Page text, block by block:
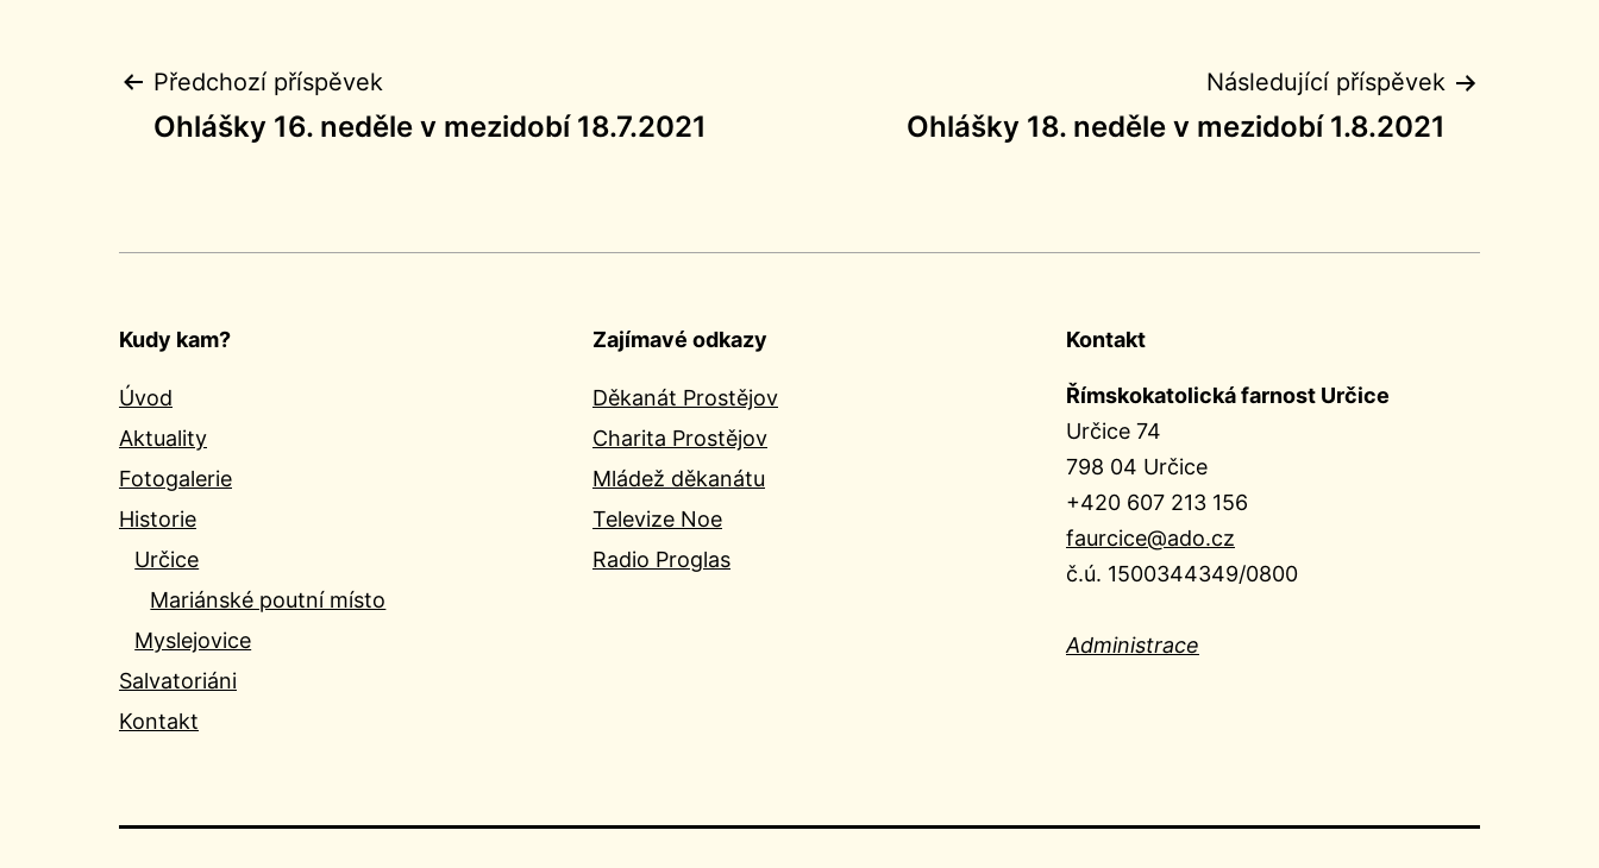
Navigace
příspěvek
Předchozí příspěvek
Ohlášky 16. neděle v mezidobí 18.7.2021
Následující příspěvek
Ohlášky 18. neděle v mezidobí 1.8.2021
Kudy kam?
Úvod
Aktuality
Fotogalerie
Historie
Určice
Mariánské poutní místo
Myslejovice
Salvatoriáni
Kontakt
Zajímavé odkazy
Děkanát Prostějov
Charita Prostějov
Mládež děkanátu
Televize Noe
Radio Proglas
Kontakt
Římskokatolická farnost Určice
Určice 74
798 04 Určice
+420 607 213 156
faurcice@ado.cz
č.ú. 1500344349/0800
Administrace